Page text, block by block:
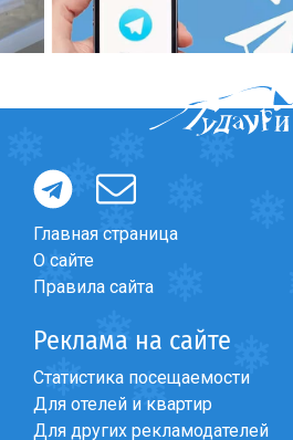
Форум>Горячие предложения
Главная страница
О сайте
Правила сайта
Реклама на сайте
Статистика посещаемости
Для отелей и квартир
Для других рекламодателей